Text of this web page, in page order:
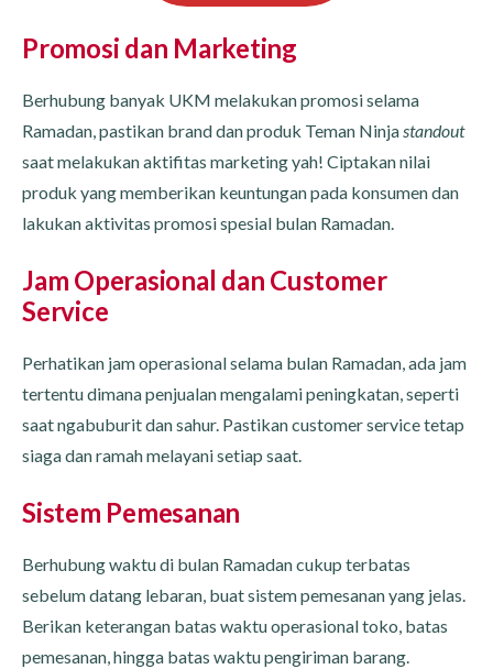
Promosi dan Marketing
Berhubung banyak UKM melakukan promosi selama
Ramadan, pastikan brand dan produk Teman Ninjastandout
saat melakukan aktifitas marketing yah! Ciptakan nilai
produk yang memberikan keuntungan pada konsumen dan
lakukan aktivitas promosi spesial bulan Ramadan.
Jam Operasional dan Customer
Service
Perhatikan jam operasional selama bulan Ramadan, ada jam
tertentu dimana penjualan mengalami peningkatan, seperti
saat ngabuburit dan sahur. Pastikan customer service tetap
siaga dan ramah melayani setiap saat.
Sistem Pemesanan
Berhubung waktu di bulan Ramadan cukup terbatas
sebelum datang lebaran, buat sistem pemesanan yang jelas.
Berikan keterangan batas waktu operasional toko, batas
pemesanan, hingga batas waktu pengiriman barang.